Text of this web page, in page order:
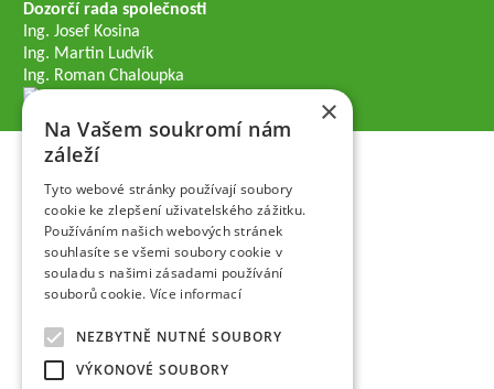
Dozorčí rada společnosti
Ing. Josef Kosina
Ing. Martin Ludvík
Ing. Roman Chaloupka
×
Na Vašem soukromí nám
záleží
Tyto webové stránky používají soubory
cookie ke zlepšení uživatelského zážitku.
Používáním našich webových stránek
souhlasíte se všemi soubory cookie v
souladu s našimi zásadami používání
souborů cookie. Více informací
NEZBYTNĚ NUTNÉ SOUBORY
VÝKONOVÉ SOUBORY